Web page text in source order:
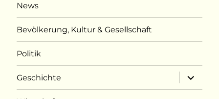
News
Bevölkerung, Kultur & Gesellschaft
Politik
Geschichte
öffnen